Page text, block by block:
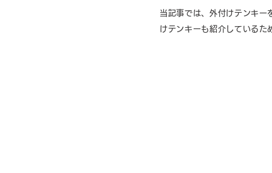
当記事では、外付けテンキ
けテンキーも紹介しているた